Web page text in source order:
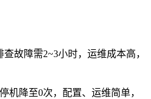
故障需2~3小时，运维成本高，
降至0次，配置、运维简单，